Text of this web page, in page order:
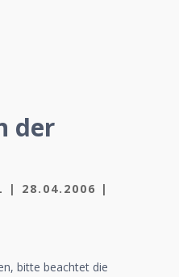
der
| 28.04.2006 |
bitte beachtet die